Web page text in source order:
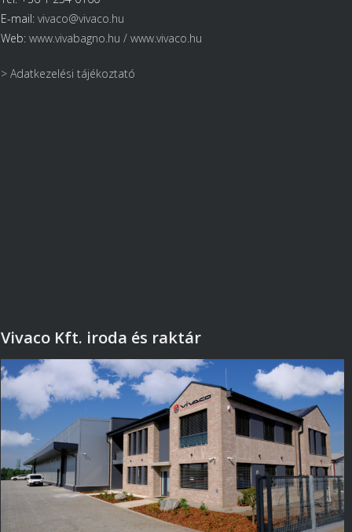
E-mail:vivaco@vivaco.hu
Web:www.vivabagno.hu /www.vivaco.hu
> Adatkezelési tájékoztató
Vivaco Kft. iroda és raktár